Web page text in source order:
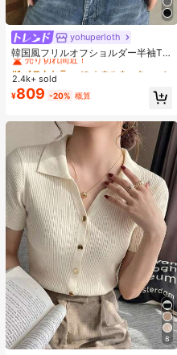
yohuperloth
韓国風フリルオフショルダー半袖T
シャツ、フィットウエストスリミン
グ多用途トップ カジュアルサマー
#1 ベストセラー
売り切れ間近！
#1 ベストセラー
売り切れ間近！
#1 ベストセラー
売り切れ間近！
#1 ベストセラー
に カウルネック 女性用トップス、ブラウス、Tシャツ
2.4k+ sold
¥809 -20% 概算
8